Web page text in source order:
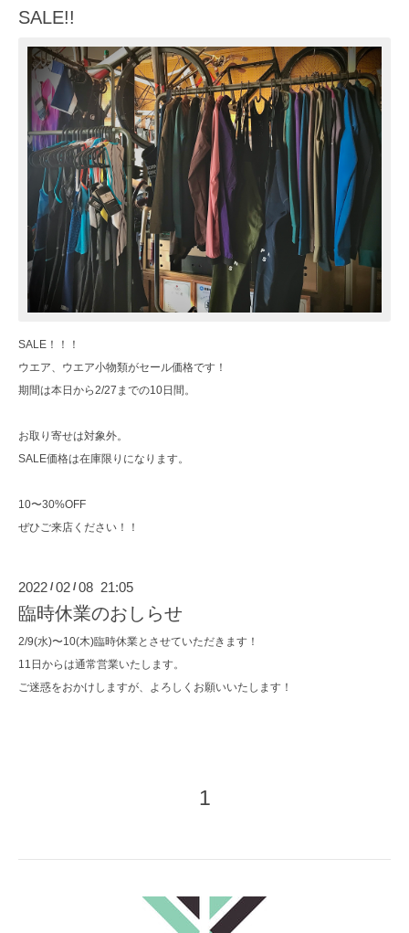
SALE!!
SALE！！！
ウエア、ウエア小物類がセール価格です！
期間は本日から2/27までの10日間。
お取り寄せは対象外。
SALE価格は在庫限りになります。
10〜30%OFF
ぜひご来店ください！！
2022 / 02 / 08 21:05
臨時休業のおしらせ
2/9(水)〜10(木)臨時休業とさせていただきます！
11日からは通常営業いたします。
ご迷惑をおかけしますが、よろしくお願いいたします！
1